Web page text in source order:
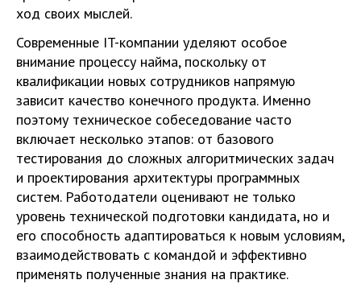
ход своих мыслей.
Современные IT-компании уделяют особое
внимание процессу найма, поскольку от
квалификации новых сотрудников напрямую
зависит качество конечного продукта. Именно
поэтому техническое собеседование часто
включает несколько этапов: от базового
тестирования до сложных алгоритмических задач
и проектирования архитектуры программных
систем. Работодатели оценивают не только
уровень технической подготовки кандидата, но и
его способность адаптироваться к новым условиям,
взаимодействовать с командой и эффективно
применять полученные знания на практике.